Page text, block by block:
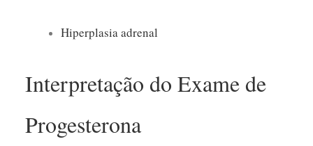
Hiperplasia adrenal
Interpretação do Exame de
Progesterona